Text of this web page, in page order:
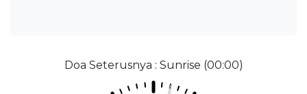
Doa Seterusnya : Sunrise (00:00)